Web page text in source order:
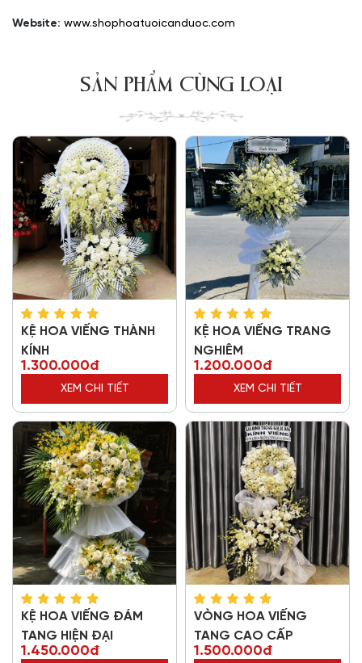
Website: www.shophoatuoicanduoc.com
SẢN PHẨM CÙNG LOẠI
KỆ HOA VIẾNG THÀNH
KÍNH
1.300.000đ
XEM CHI TIẾT
KỆ HOA VIẾNG TRANG
NGHIÊM
1.200.000đ
XEM CHI TIẾT
KỆ HOA VIẾNG ĐÁM
TANG HIỆN ĐẠI
1.450.000đ
VÒNG HOA VIẾNG
TANG CAO CẤP
1.500.000đ